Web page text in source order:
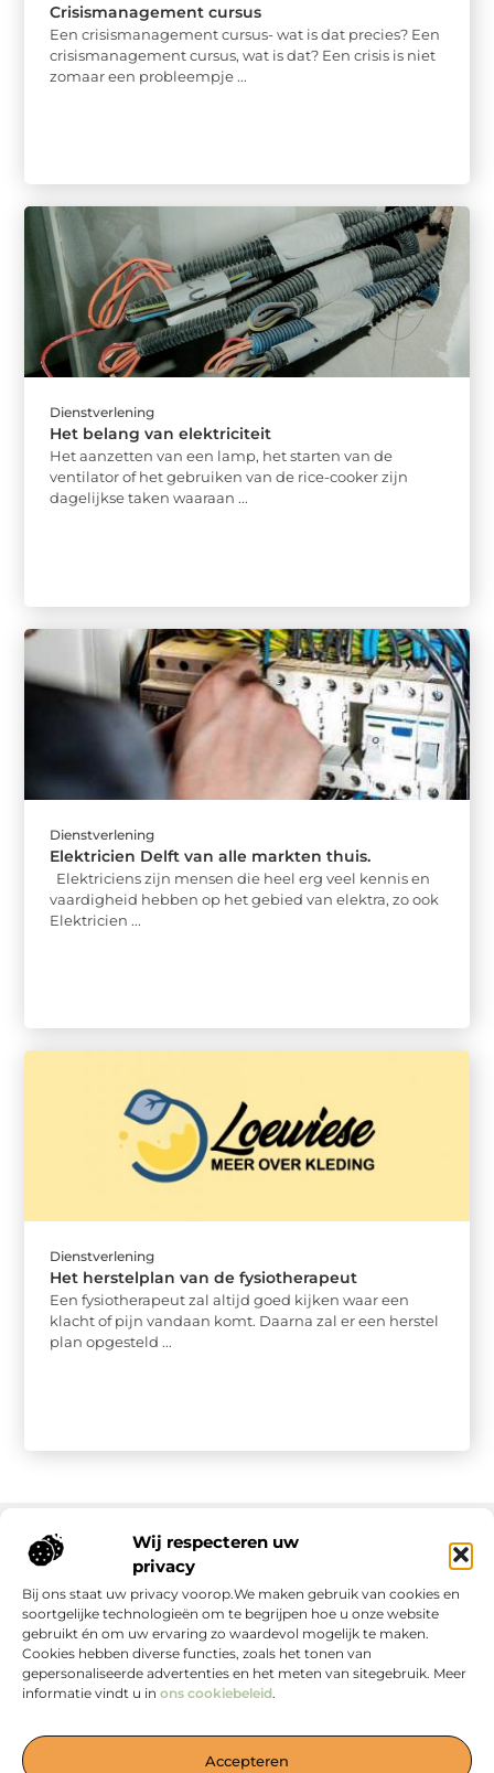
Wij respecteren uw
privacy
Bij ons staat uw privacy voorop.We maken gebruik van cookies en
soortgelijke technologieën om te begrijpen hoe u onze website
gebruikt én om uw ervaring zo waardevol mogelijk te maken.
Cookies hebben diverse functies, zoals het tonen van
gepersonaliseerde advertenties en het meten van sitegebruik. Meer
informatie vindt u in ons cookiebeleid.
Accepteren
Crisismanagement cursus
Een crisismanagement cursus- wat is dat precies? Een
crisismanagement cursus, wat is dat? Een crisis is niet
zomaar een probleempje ...
Dienstverlening
Het belang van elektriciteit
Het aanzetten van een lamp, het starten van de
ventilator of het gebruiken van de rice-cooker zijn
dagelijkse taken waaraan ...
Dienstverlening
Elektricien Delft van alle markten thuis.
Elektriciens zijn mensen die heel erg veel kennis en
vaardigheid hebben op het gebied van elektra, zo ook
Elektricien ...
Dienstverlening
Het herstelplan van de fysiotherapeut
Een fysiotherapeut zal altijd goed kijken waar een
klacht of pijn vandaan komt. Daarna zal er een herstel
plan opgesteld ...
Onze informatie